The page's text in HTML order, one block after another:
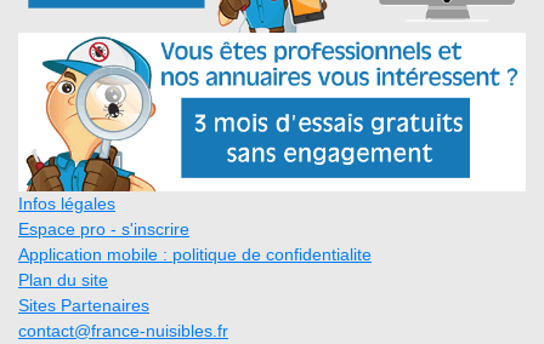
Infos légales
Espace pro - s'inscrire
Application mobile : politique de confidentialite
Plan du site
Sites Partenaires
contact@france-nuisibles.fr